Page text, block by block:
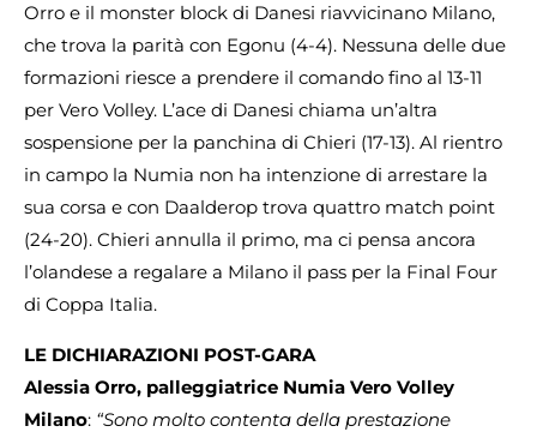
Orro e il monster block di Danesi riavvicinano Milano,
che trova la parità con Egonu (4-4). Nessuna delle due
formazioni riesce a prendere il comando fino al 13-11
per Vero Volley. L’ace di Danesi chiama un’altra
sospensione per la panchina di Chieri (17-13). Al rientro
in campo la Numia non ha intenzione di arrestare la
sua corsa e con Daalderop trova quattro match point
(24-20). Chieri annulla il primo, ma ci pensa ancora
l’olandese a regalare a Milano il pass per la Final Four
di Coppa Italia.
LE DICHIARAZIONI POST-GARA
Alessia Orro, palleggiatrice Numia Vero Volley
Milano: “Sono molto contenta della prestazione